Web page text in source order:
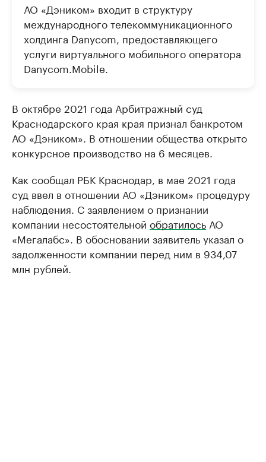
АО «Дэником» входит в структуру
международного телекоммуникационного
холдинга Danycom, предоставляющего
услуги виртуального мобильного оператора
Danycom.Mobile.
В октябре 2021 года Арбитражный суд
Краснодарского края края признал банкротом
АО «Дэником». В отношении общества открыто
конкурсное производство на 6 месяцев.
Как сообщал РБК Краснодар, в мае 2021 года
суд ввел в отношении АО «Дэником» процедуру
наблюдения. С заявлением о признании
компании несостоятельной обратилось АО
«Мегалабс». В обосновании заявитель указал о
задолженности компании перед ним в 934,07
млн рублей.